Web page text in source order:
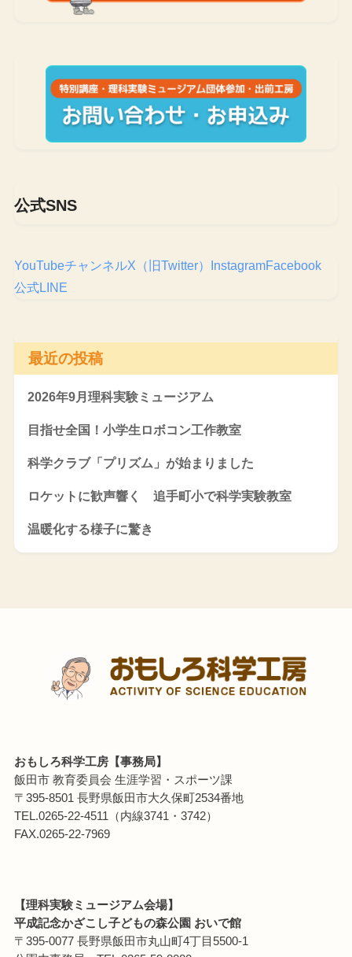
公式SNS
YouTubeチャンネルX（旧Twitter） InstagramFacebook
公式LINE
最近の投稿
2026年9月理科実験ミュージアム
目指せ全国！小学生ロボコン工作教室
科学クラブ「プリズム」が始まりました
ロケットに歓声響く 追手町小で科学実験教室
温暖化する様子に驚き
おもしろ科学工房【事務局】
飯田市 教育委員会 生涯学習・スポーツ課
〒395-8501 長野県飯田市大久保町2534番地
TEL.0265-22-4511（内線3741・3742）
FAX.0265-22-7969
【理科実験ミュージアム会場】
平成記念かざこし子どもの森公園 おいで館
〒395-0077 長野県飯田市丸山町4丁目5500-1